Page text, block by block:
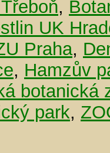
,
UK
Praha,
, Hamzův
botanická
park,